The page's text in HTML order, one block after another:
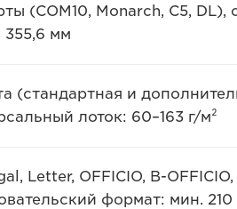
(COM10, Monarch, C5,
355,6 мм
(стандартная и
лоток: 60–163 г/м²
Letter, OFFICIO, B-
формат: мин.